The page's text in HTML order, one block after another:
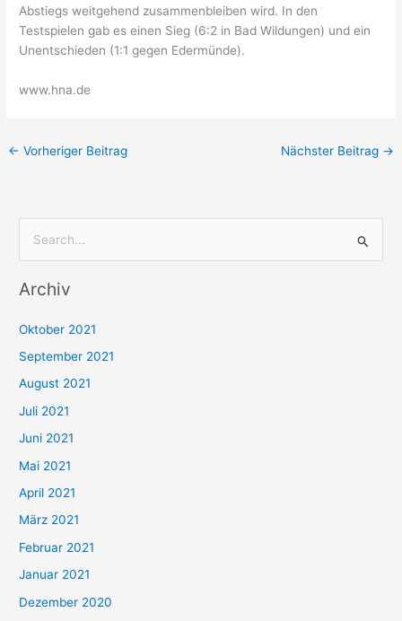
Abstiegs weitgehend zusammenbleiben wird. In den
Testspielen gab es einen Sieg (6:2 in Bad Wildungen) und ein
Unentschieden (1:1 gegen Edermünde).
www.hna.de
← Vorheriger Beitrag Nächster Beitrag →
c
n
n
a
c
h
:
Archiv
Oktober 2021
September 2021
August 2021
Juli 2021
Juni 2021
Mai 2021
April 2021
März 2021
Februar 2021
Januar 2021
Dezember 2020